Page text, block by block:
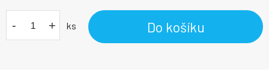
- + ks Do košíku